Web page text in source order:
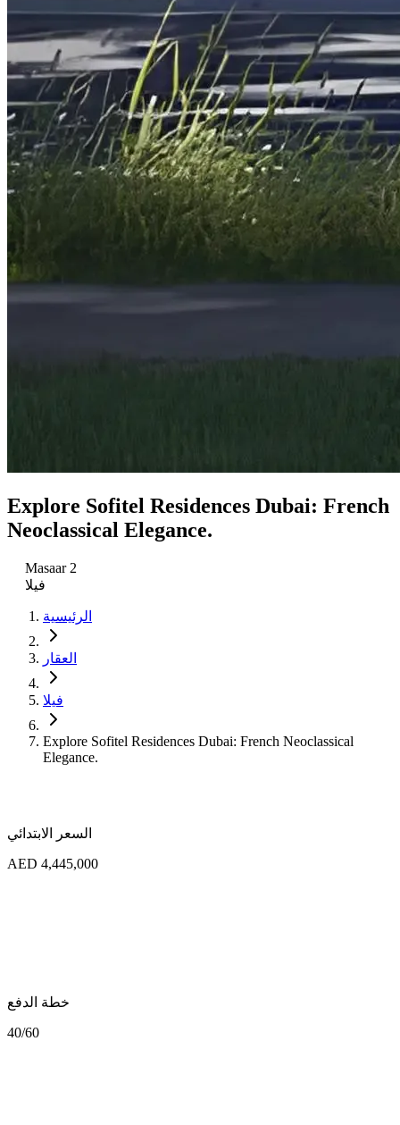
Explore Sofitel Residences Dubai: French
Neoclassical Elegance.
Masaar 2
فيلا
الرئيسية
العقار
فيلا
Explore Sofitel Residences Dubai: French Neoclassical
Elegance.
السعر الابتدائي
AED 4,445,000
خطة الدفع
40/60